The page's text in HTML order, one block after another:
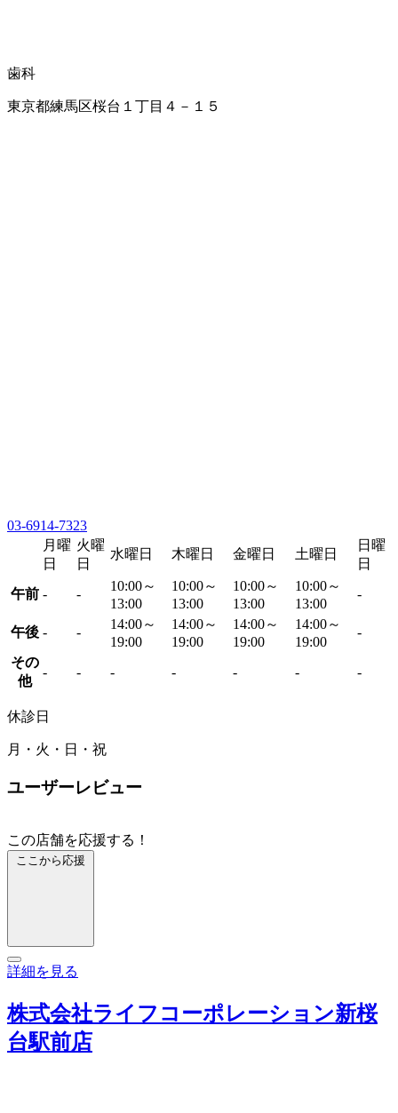
歯科
東京都練馬区桜台１丁目４－１５
03-6914-7323
月曜
日
火曜
日
水曜日 木曜日 金曜日 土曜日
日曜
日
午前 - -
10:00～
13:00
10:00～
13:00
10:00～
13:00
10:00～
13:00
-
午後 - -
14:00～
19:00
14:00～
19:00
14:00～
19:00
14:00～
19:00
-
その
他
- - - - - - -
休診日
月・火・日・祝
ユーザーレビュー
この店舗を応援する！
ここから応援
詳細を見る
株式会社ライフコーポレーション新桜
台駅前店